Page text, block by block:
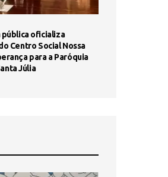
pública oficializa
Centro Social Nossa
para a Paróquia
Júlia